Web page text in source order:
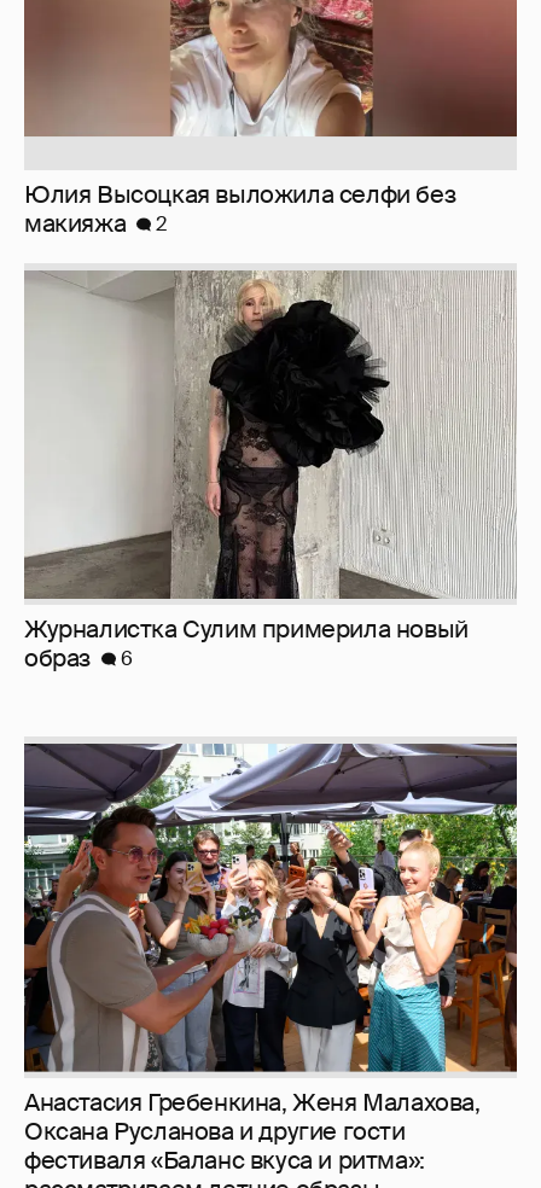
Журналистка Сулим примерила новый
Анастасия Гребенкина, Женя Малахова,
Оксана Русланова и другие гости
фестиваля «Баланс вкуса и ритма»:
рассматриваем летние образы